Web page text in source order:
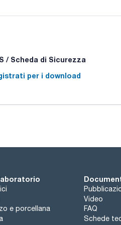
- P337+P313
/ Scheda di Sicurezza
per i download
e porcellana
Video
FAQ
Schede